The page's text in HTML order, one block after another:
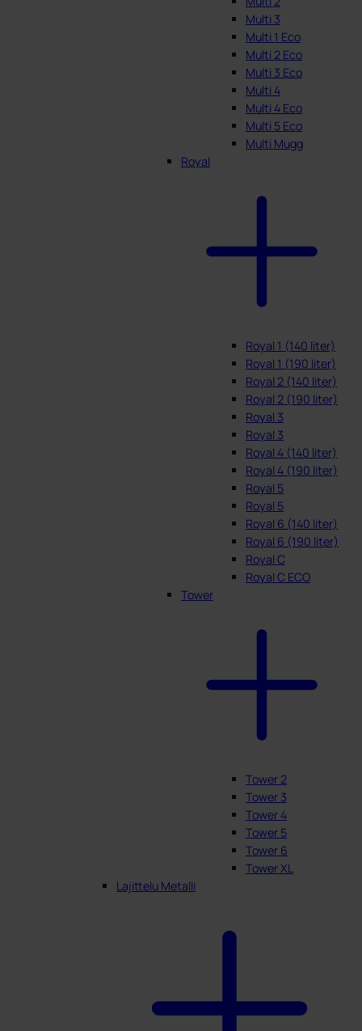
Multi 3
Multi 1 Eco
Multi 2 Eco
Multi 3 Eco
Multi 4
Multi 4 Eco
Multi 5 Eco
Multi Mugg
Royal
Royal 1 (140 liter)
Royal 1 (190 liter)
Royal 2 (140 liter)
Royal 2 (190 liter)
Royal 3
Royal 3
Royal 4 (140 liter)
Royal 4 (190 liter)
Royal 5
Royal 5
Royal 6 (140 liter)
Royal 6 (190 liter)
Royal C
Royal C ECO
Tower
Tower 2
Tower 3
Tower 4
Tower 5
Tower 6
Tower XL
Lajittelu Metalli